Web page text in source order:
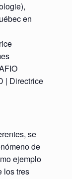
en
| Directrice
se
de
ejemplo
los tres